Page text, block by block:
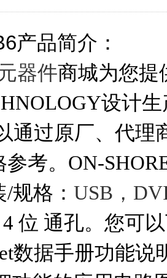
产品简介：
器件商城为您提
设计
通过原厂、代理
考。ON-
规格： USB，
位 通孔。您可
数据手册功能